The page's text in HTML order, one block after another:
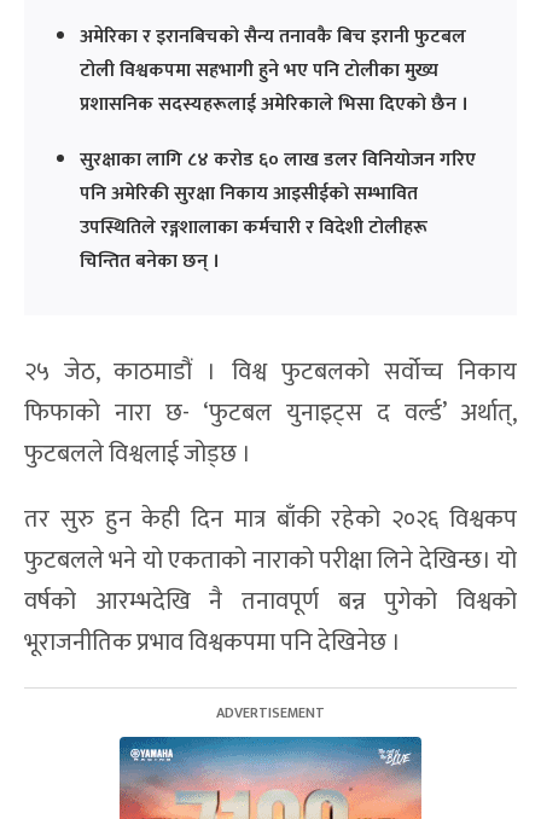
अमेरिका र इरानबिचको सैन्य तनावकै बिच इरानी फुटबल
टोली विश्वकपमा सहभागी हुने भए पनि टोलीका मुख्य
प्रशासनिक सदस्यहरूलाई अमेरिकाले भिसा दिएको छैन ।
सुरक्षाका लागि ८४ करोड ६० लाख डलर विनियोजन गरिए
पनि अमेरिकी सुरक्षा निकाय आइसीईको सम्भावित
उपस्थितिले रङ्गशालाका कर्मचारी र विदेशी टोलीहरू
चिन्तित बनेका छन् ।
२५ जेठ, काठमाडौं । विश्व फुटबलको सर्वोच्च निकाय
फिफाको नारा छ- ‘फुटबल युनाइट्स द वर्ल्ड’ अर्थात्,
फुटबलले विश्वलाई जोड्छ ।
तर सुरु हुन केही दिन मात्र बाँकी रहेको २०२६ विश्वकप
फुटबलले भने यो एकताको नाराको परीक्षा लिने देखिन्छ। यो
वर्षको आरम्भदेखि नै तनावपूर्ण बन्न पुगेको विश्वको
भूराजनीतिक प्रभाव विश्वकपमा पनि देखिनेछ ।